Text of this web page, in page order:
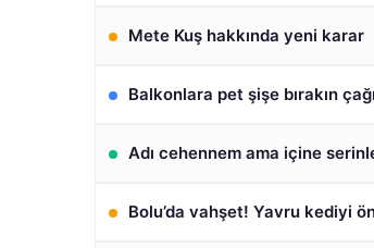
Mete Kuş hakkında yeni karar
Balkonlara pet şişe bırakın
Adı cehennem ama içine
Bolu’da vahşet! Yavru kediyi